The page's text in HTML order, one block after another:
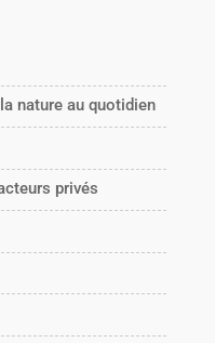
nature au quotidien
privés